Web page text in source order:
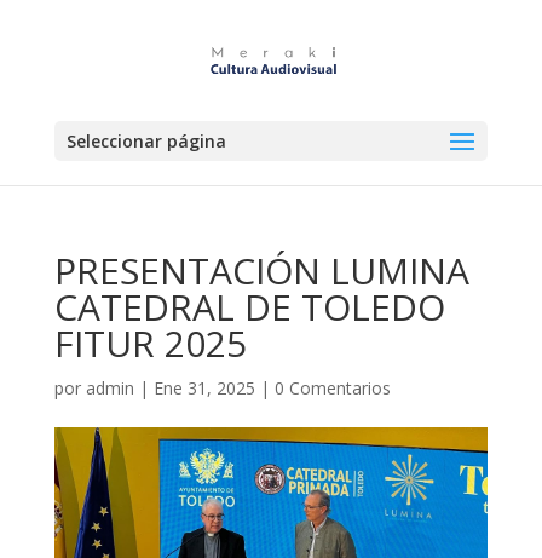
Seleccionar página
PRESENTACIÓN LUMINA
CATEDRAL DE TOLEDO
FITUR 2025
por admin | Ene 31, 2025 | 0 Comentarios